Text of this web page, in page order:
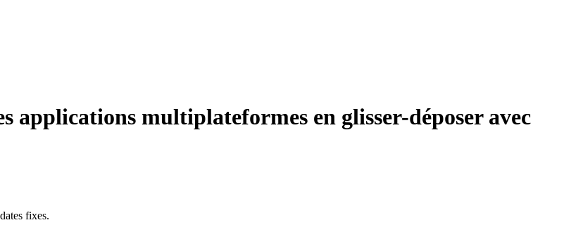
applications multiplateformes en glisser-déposer avec
fixes.